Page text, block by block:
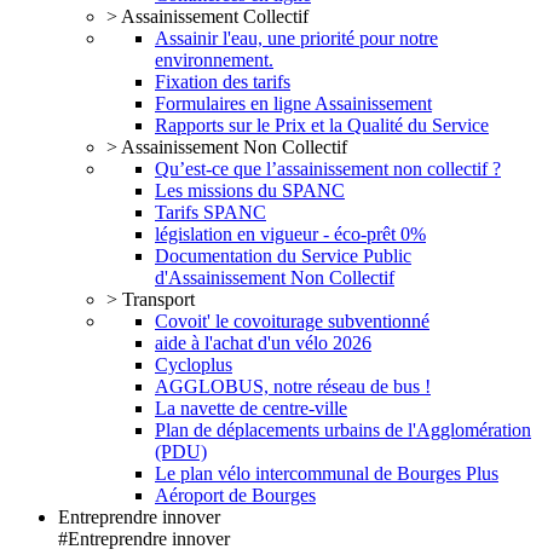
> Assainissement Collectif
Assainir l'eau, une priorité pour notre
environnement.
Fixation des tarifs
Formulaires en ligne Assainissement
Rapports sur le Prix et la Qualité du Service
> Assainissement Non Collectif
Qu’est-ce que l’assainissement non collectif ?
Les missions du SPANC
Tarifs SPANC
législation en vigueur - éco-prêt 0%
Documentation du Service Public
d'Assainissement Non Collectif
> Transport
Covoit' le covoiturage subventionné
aide à l'achat d'un vélo 2026
Cycloplus
AGGLOBUS, notre réseau de bus !
La navette de centre-ville
Plan de déplacements urbains de l'Agglomération
(PDU)
Le plan vélo intercommunal de Bourges Plus
Aéroport de Bourges
Entreprendre innover
#Entreprendre innover